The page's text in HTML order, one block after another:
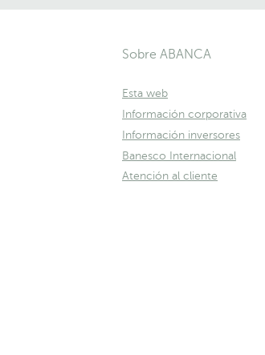
Sobre ABANCA
Esta web
Información corporativa
Información inversores
Banesco Internacional
Atención al cliente